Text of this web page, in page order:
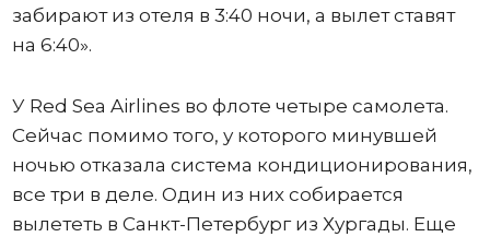
забирают из отеля в 3:40 ночи, а вылет ставят
на 6:40».
У Red Sea Airlines во флоте четыре самолета.
Сейчас помимо того, у которого минувшей
ночью отказала система кондиционирования,
все три в деле. Один из них собирается
вылететь в Санкт-Петербург из Хургады. Еще